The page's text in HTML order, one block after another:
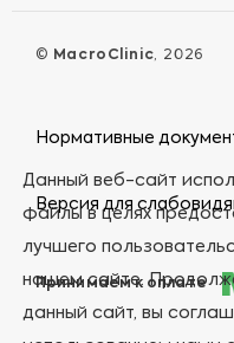
© MacroClinic, 2026
Нормативные
Версия для
Принимаем к оплате
Данный веб-сайт
файлы в целях
лучшего
нашем сайте.
данный сайт, вы